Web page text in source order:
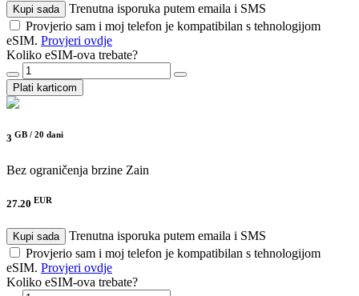
Kupi sada
Trenutna isporuka putem emaila i SMS
Provjerio sam i moj telefon je kompatibilan s tehnologijom
eSIM. Provjeri ovdje
Koliko eSIM-ova trebate?
Plati karticom
3 GB / 20 dani
Bez ograničenja brzine Zain
27.20 EUR
Kupi sada
Trenutna isporuka putem emaila i SMS
Provjerio sam i moj telefon je kompatibilan s tehnologijom
eSIM. Provjeri ovdje
Koliko eSIM-ova trebate?